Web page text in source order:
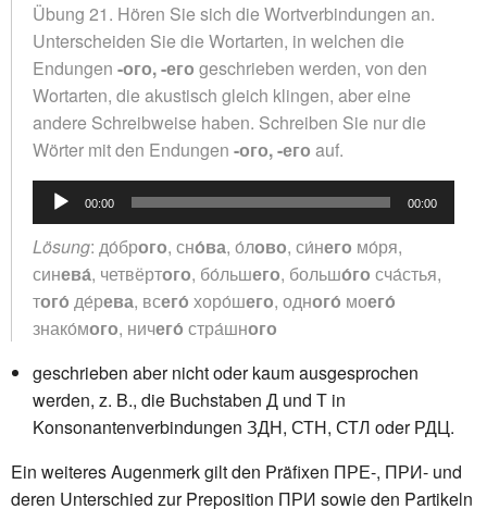
Übung 21. Hören Sie sich die Wortverbindungen an.
Unterscheiden Sie die Wortarten, in welchen die
Endungen -ого, -его geschrieben werden, von den
Wortarten, die akustisch gleich klingen, aber eine
andere Schreibweise haben. Schreiben Sie nur die
Wörter mit den Endungen -ого, -его auf.
Audio-
Player
00:00 00:00
Lösung: до́брого, сно́ва, о́лово, си́него мо́ря,
синева́, четвёртого, бо́льшего, большо́го сча́стья,
того́ де́рева, всего́ хоро́шего, одного́ моего́
знако́мого, ничего́ стра́шного
geschrieben aber nicht oder kaum ausgesprochen
werden, z. B., die Buchstaben Д und Т in
Konsonantenverbindungen ЗДН, СТН, СТЛ oder РДЦ.
Ein weiteres Augenmerk gilt den Präfixen ПРЕ-, ПРИ- und
deren Unterschied zur Preposition ПРИ sowie den Partikeln